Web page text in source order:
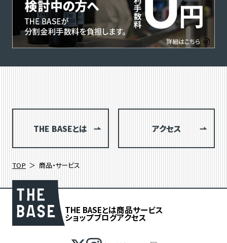
THE BASEとは アクセス
TOP 商品・サービス
THE BASEとは商品サービス
ショップブログアクセス